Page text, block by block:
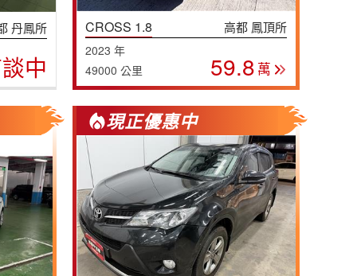
丹鳳所
中
CROSS 1.8 高都 鳳頂所
2023 年
49000 公里
59.8 萬
現正優惠中